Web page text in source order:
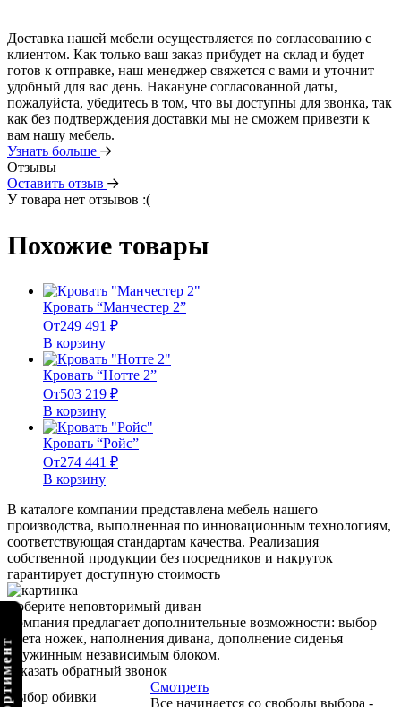
Доставка нашей мебели осуществляется по согласованию с
клиентом. Как только ваш заказ прибудет на склад и будет
готов к отправке, наш менеджер свяжется с вами и уточнит
удобный для вас день. Накануне согласованной даты,
пожалуйста, убедитесь в том, что вы доступны для звонка, так
как без подтверждения доставки мы не сможем привезти к
вам нашу мебель.
Узнать больше
Отзывы
Оставить отзыв
У товара нет отзывов :(
Похожие товары
Кровать “Манчестер 2”
От249 491 ₽
В корзину
Кровать “Нотте 2”
От503 219 ₽
В корзину
Кровать “Ройс”
От274 441 ₽
В корзину
В каталоге компании представлена мебель нашего
производства, выполненная по инновационным технологиям,
соответствующая стандартам качества. Реализация
собственной продукции без посредников и накруток
гарантирует доступную стоимость
Соберите неповторимый диван
Компания предлагает дополнительные возможности: выбор
цвета ножек, наполнения дивана, дополнение сиденья
пружинным независимым блоком.
Заказать обратный звонок
Выбор обивки
Смотреть
Все начинается со свободы выбора -